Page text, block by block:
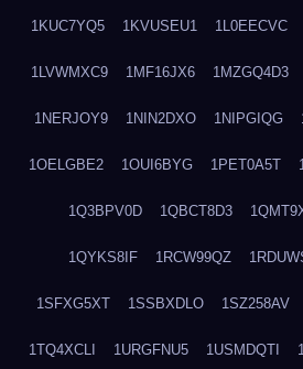
1KUC7YQ5 1KVUSEU1 1L0EECVC
1LVWMXC9 1MF16JX6 1MZGQ4D3
1NERJOY9 1NIN2DXO 1NIPGIQG
1OELGBE2 1OUI6BYG 1PET0A5T
1Q3BPV0D 1QBCT8D3
1QYKS8IF 1RCW99QZ
1SFXG5XT 1SSBXDLO 1SZ258AV
1TQ4XCLI 1URGFNU5 1USMDQTI